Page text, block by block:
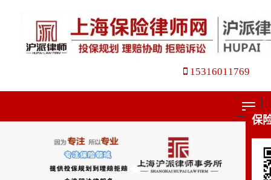
15316011769
菜
单
保